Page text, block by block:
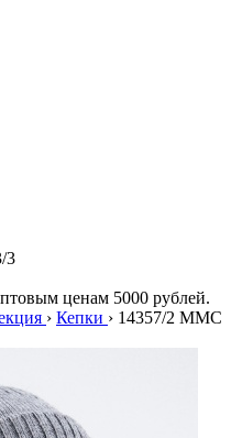
3
ценам 5000 рублей.
› Кепки › 14357/2 MMC